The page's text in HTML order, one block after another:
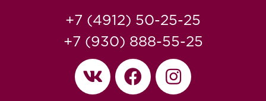
+7 (4912) 50-25-25
+7 (930) 888-55-25